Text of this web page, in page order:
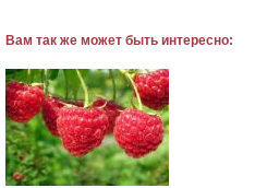
Вам так же может быть интересно: